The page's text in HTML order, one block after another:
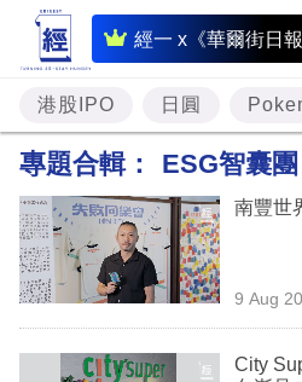
經一 x《華爾街日報
即
時
財
經
題
投
資
樓
港股IPO 日圓
專題合輯： ESG智囊團
南豐世
9 Aug
City